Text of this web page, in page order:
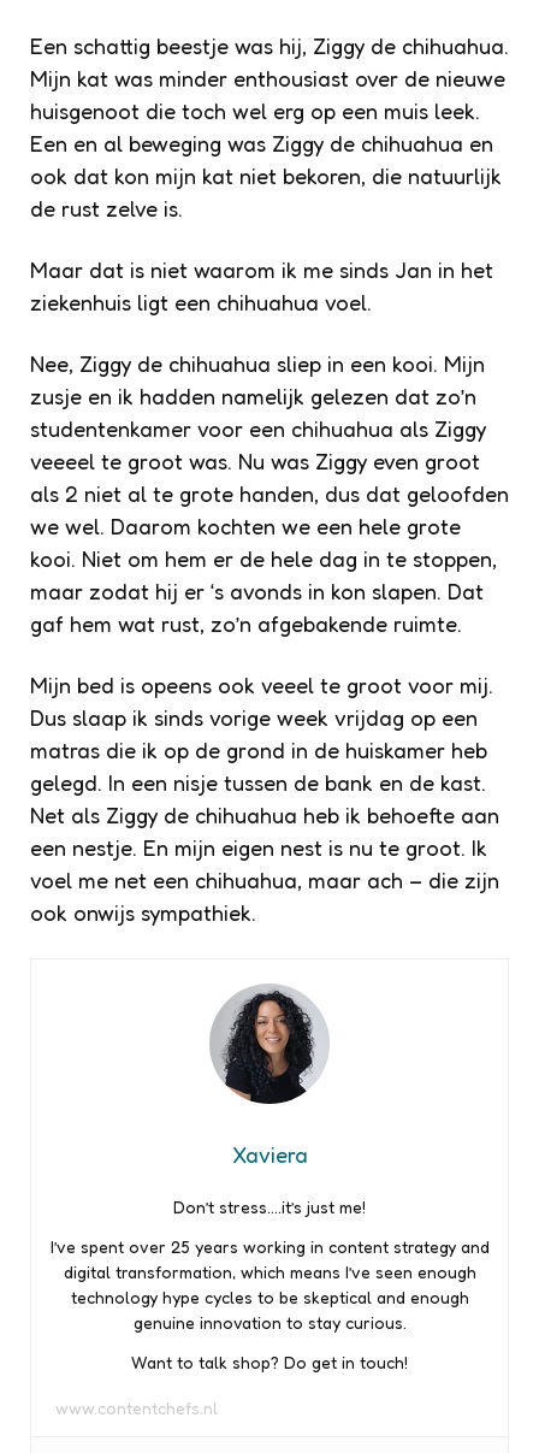
Een schattig beestje was hij, Ziggy de chihuahua.
Mijn kat was minder enthousiast over de nieuwe
huisgenoot die toch wel erg op een muis leek.
Een en al beweging was Ziggy de chihuahua en
ook dat kon mijn kat niet bekoren, die natuurlijk
de rust zelve is.
Maar dat is niet waarom ik me sinds Jan in het
ziekenhuis ligt een chihuahua voel.
Nee, Ziggy de chihuahua sliep in een kooi. Mijn
zusje en ik hadden namelijk gelezen dat zo’n
studentenkamer voor een chihuahua als Ziggy
veeeel te groot was. Nu was Ziggy even groot
als 2 niet al te grote handen, dus dat geloofden
we wel. Daarom kochten we een hele grote
kooi. Niet om hem er de hele dag in te stoppen,
maar zodat hij er ‘s avonds in kon slapen. Dat
gaf hem wat rust, zo’n afgebakende ruimte.
Mijn bed is opeens ook veeel te groot voor mij.
Dus slaap ik sinds vorige week vrijdag op een
matras die ik op de grond in de huiskamer heb
gelegd. In een nisje tussen de bank en de kast.
Net als Ziggy de chihuahua heb ik behoefte aan
een nestje. En mijn eigen nest is nu te groot. Ik
voel me net een chihuahua, maar ach – die zijn
ook onwijs sympathiek.
Xaviera
Don’t stress….it’s just me!
I’ve spent over 25 years working in content strategy and
digital transformation, which means I’ve seen enough
technology hype cycles to be skeptical and enough
genuine innovation to stay curious.
Want to talk shop? Do get in touch!
www.contentchefs.nl